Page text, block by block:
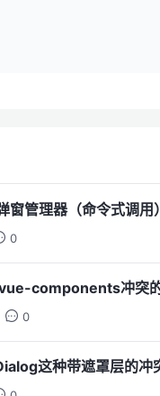
管理器（命令式调用）
0
components冲突
0
这种带遮罩层的冲